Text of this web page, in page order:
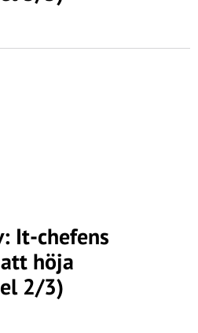
It-chefens
höja
2/3)